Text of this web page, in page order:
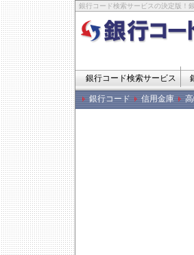
銀行コード検索サービスの決定版！
銀行コード検索サービス
銀行コード 信用金庫